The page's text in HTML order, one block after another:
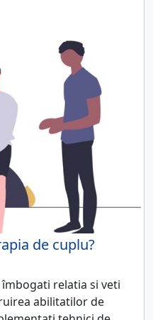
de cuplu?
relatia si veti
abilitatilor de